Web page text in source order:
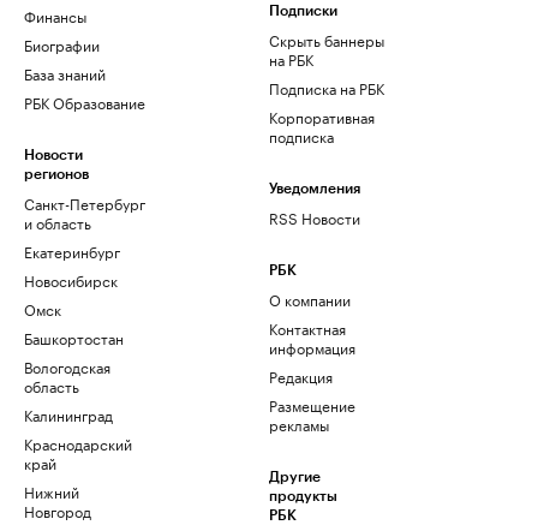
Финансы
Биографии
База знаний
РБК Образование
Новости
регионов
Санкт-Петербург
и область
Екатеринбург
Новосибирск
Омск
Башкортостан
Вологодская
область
Калининград
Краснодарский
край
Нижний
Новгород
Подписки
Скрыть баннеры
на РБК
Подписка на РБК
Корпоративная
подписка
Уведомления
RSS Новости
РБК
О компании
Контактная
информация
Редакция
Размещение
рекламы
Другие
продукты
РБК